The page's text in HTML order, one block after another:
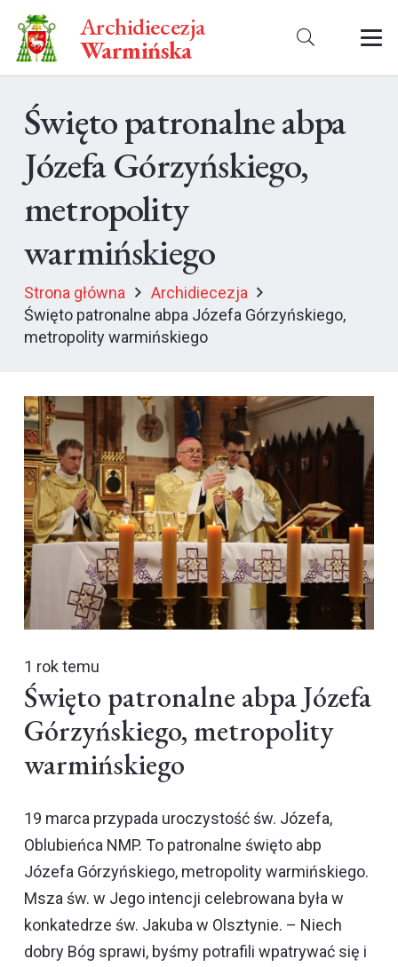
Archidiecezja
Warmińska
Święto patronalne abpa
Józefa Górzyńskiego,
metropolity
warmińskiego
Strona główna
Archidiecezja
Święto patronalne abpa Józefa Górzyńskiego,
metropolity warmińskiego
1 rok temu
Święto patronalne abpa Józefa
Górzyńskiego, metropolity
warmińskiego
19 marca przypada uroczystość św. Józefa,
Oblubieńca NMP. To patronalne święto abp
Józefa Górzyńskiego, metropolity warmińskiego.
Msza św. w Jego intencji celebrowana była w
konkatedrze św. Jakuba w Olsztynie. – Niech
dobry Bóg sprawi, byśmy potrafili wpatrywać się i